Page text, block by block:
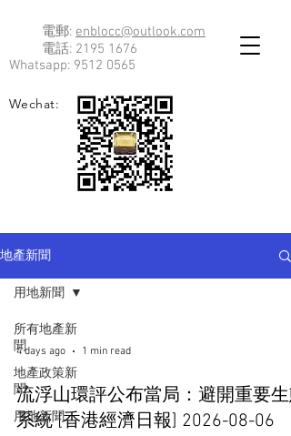
電郵: enblocc@outlook.com
電話: 2195 1676
Whatsapp: 9512 0565
Wechat:
地產新聞
所有地產新
聞
地產政策新
聞
用地新聞
用地新聞
4 days ago 1 min read
流浮山環評公布當局：避開重要生
系統 [香港經濟日報] 2026-08-06